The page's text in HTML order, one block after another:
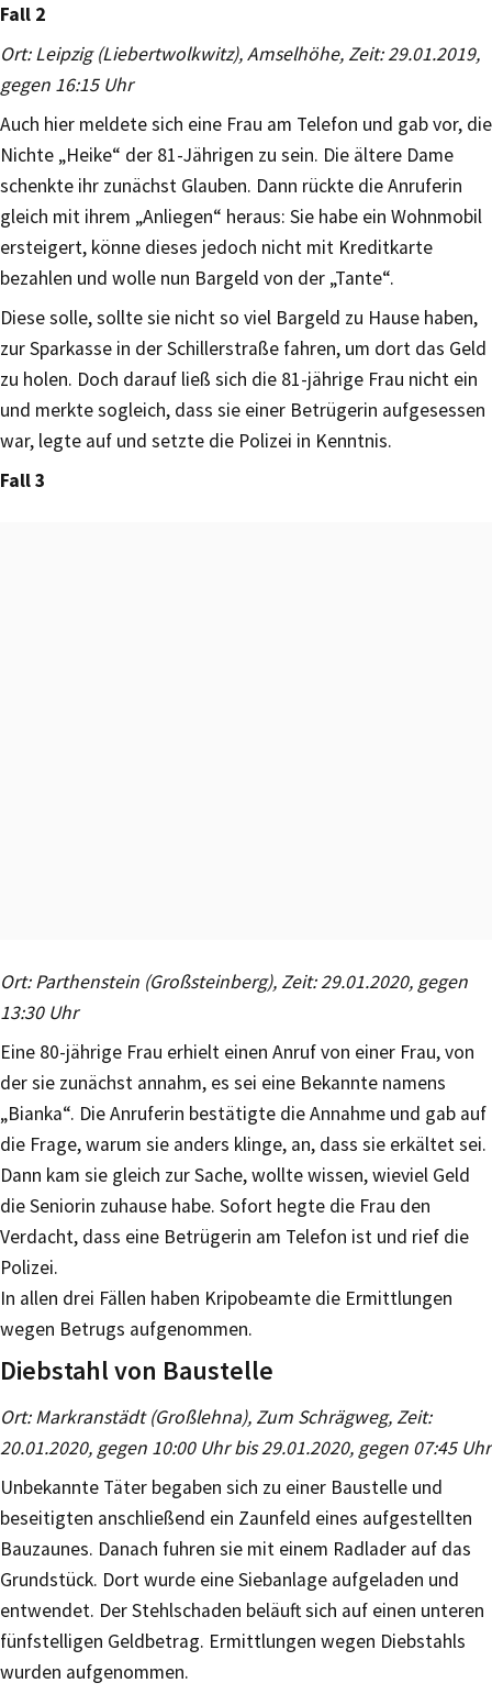
Fall 2
Ort: Leipzig (Liebertwolkwitz), Amselhöhe, Zeit: 29.01.2019,
gegen 16:15 Uhr
Auch hier meldete sich eine Frau am Telefon und gab vor, die
Nichte „Heike“ der 81-Jährigen zu sein. Die ältere Dame
schenkte ihr zunächst Glauben. Dann rückte die Anruferin
gleich mit ihrem „Anliegen“ heraus: Sie habe ein Wohnmobil
ersteigert, könne dieses jedoch nicht mit Kreditkarte
bezahlen und wolle nun Bargeld von der „Tante“.
Diese solle, sollte sie nicht so viel Bargeld zu Hause haben,
zur Sparkasse in der Schillerstraße fahren, um dort das Geld
zu holen. Doch darauf ließ sich die 81-jährige Frau nicht ein
und merkte sogleich, dass sie einer Betrügerin aufgesessen
war, legte auf und setzte die Polizei in Kenntnis.
Fall 3
Ort: Parthenstein (Großsteinberg), Zeit: 29.01.2020, gegen
13:30 Uhr
Eine 80-jährige Frau erhielt einen Anruf von einer Frau, von
der sie zunächst annahm, es sei eine Bekannte namens
„Bianka“. Die Anruferin bestätigte die Annahme und gab auf
die Frage, warum sie anders klinge, an, dass sie erkältet sei.
Dann kam sie gleich zur Sache, wollte wissen, wieviel Geld
die Seniorin zuhause habe. Sofort hegte die Frau den
Verdacht, dass eine Betrügerin am Telefon ist und rief die
Polizei.
In allen drei Fällen haben Kripobeamte die Ermittlungen
wegen Betrugs aufgenommen.
Diebstahl von Baustelle
Ort: Markranstädt (Großlehna), Zum Schrägweg, Zeit:
20.01.2020, gegen 10:00 Uhr bis 29.01.2020, gegen 07:45 Uhr
Unbekannte Täter begaben sich zu einer Baustelle und
beseitigten anschließend ein Zaunfeld eines aufgestellten
Bauzaunes. Danach fuhren sie mit einem Radlader auf das
Grundstück. Dort wurde eine Siebanlage aufgeladen und
entwendet. Der Stehlschaden beläuft sich auf einen unteren
fünfstelligen Geldbetrag. Ermittlungen wegen Diebstahls
wurden aufgenommen.